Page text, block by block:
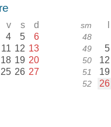
v s d
4 5 6
11 12 13
18 19 20
25 26 27
sm
48
49 5
50 12
51 19
52 26